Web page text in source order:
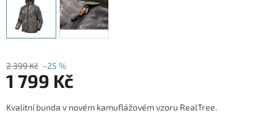
2 399 Kč –25 %
1 799 Kč
cena:
Kvalitní bunda v novém kamuflážovém vzoru RealTree.